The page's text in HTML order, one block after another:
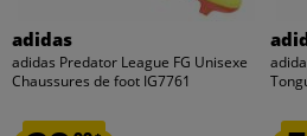
adidas
adidas Predator League FG Unisexe
Chaussures de foot IG7761